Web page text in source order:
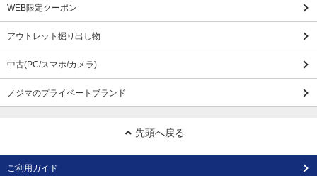
WEB限定クーポン
アウトレット掘り出し物
中古(PC/スマホ/カメラ)
ノジマのプライベートブランド
先頭へ戻る
ご利用ガイド